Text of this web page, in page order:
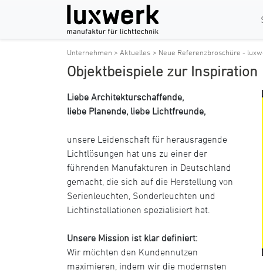
Unternehmen > Aktuelles > Neue Referenzbroschüre -
Objektbeispiele zur Inspiration
Liebe Architekturschaffende,
liebe Planende, liebe Lichtfreunde,
unsere Leidenschaft für herausragende
Lichtlösungen hat uns zu einer der
führenden Manufakturen in Deutschland
gemacht, die sich auf die Herstellung von
Serienleuchten, Sonderleuchten und
Lichtinstallationen spezialisiert hat.
Unsere Mission ist klar definiert:
Wir möchten den Kundennutzen
maximieren, indem wir die modernsten